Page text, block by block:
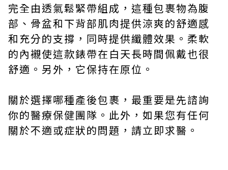
完全由透氣鬆緊帶組成，這種包裹物為腹
部、骨盆和下背部肌肉提供涼爽的舒適感
和充分的支撐，同時提供纖體效果。柔軟
的內襯使這款錶帶在白天長時間佩戴也很
舒適。另外，它保持在原位。
關於選擇哪種產後包裹，最重要是先諮詢
你的醫療保健團隊。此外，如果您有任何
關於不適或症狀的問題，請立即求醫。